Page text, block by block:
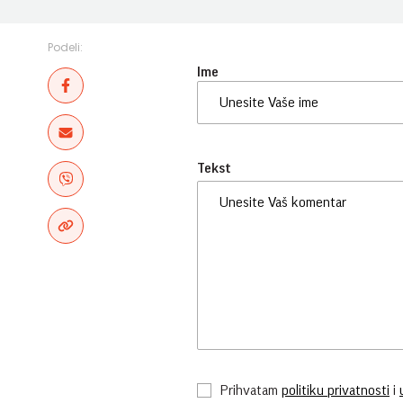
Podeli:
Ime
Tekst
Prihvatam politiku privatnosti i